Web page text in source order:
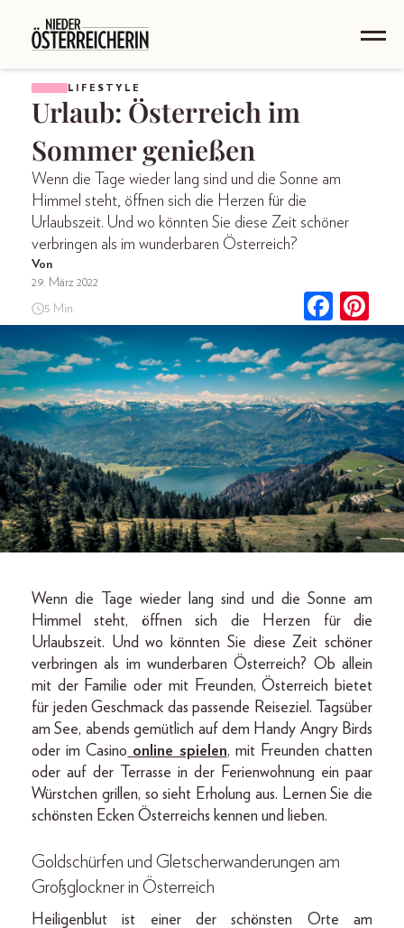
LIFESTYLE
Urlaub: Österreich im
Sommer genießen
Wenn die Tage wieder lang sind und die Sonne am
Himmel steht, öffnen sich die Herzen für die
Urlaubszeit. Und wo könnten Sie diese Zeit schöner
verbringen als im wunderbaren Österreich?
Von
29. März 2022
5 Min.
Wenn die Tage wieder lang sind und die Sonne am
Himmel steht, öffnen sich die Herzen für die
Urlaubszeit. Und wo könnten Sie diese Zeit schöner
verbringen als im wunderbaren Österreich? Ob allein
mit der Familie oder mit Freunden, Österreich bietet
für jeden Geschmack das passende Reiseziel. Tagsüber
am See, abends gemütlich auf dem Handy Angry Birds
oder im Casino online spielen, mit Freunden chatten
oder auf der Terrasse in der Ferienwohnung ein paar
Würstchen grillen, so sieht Erholung aus. Lernen Sie die
schönsten Ecken Österreichs kennen und lieben.
Goldschürfen und Gletscherwanderungen am
Großglockner in Österreich
Heiligenblut ist einer der schönsten Orte am